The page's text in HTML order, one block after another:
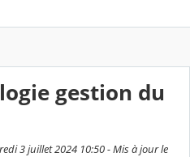
gestion du
3 juillet 2024 10:50 - Mis à jour le